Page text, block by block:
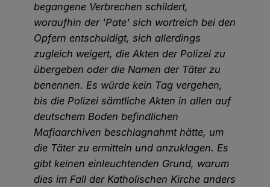
begangene Verbrechen schildert,
woraufhin der 'Pate' sich wortreich bei den
Opfern entschuldigt, sich allerdings
zugleich weigert, die Akten der Polizei zu
übergeben oder die Namen der Täter zu
benennen. Es würde kein Tag vergehen,
bis die Polizei sämtliche Akten in allen auf
deutschem Boden befindlichen
Mafiaarchiven beschlagnahmt hätte, um
die Täter zu ermitteln und anzuklagen. Es
gibt keinen einleuchtenden Grund, warum
dies im Fall der Katholischen Kirche anders